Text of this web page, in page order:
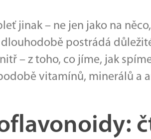
jinak – ne jen jako na
postrádá
– z toho, co jíme, jak
vitamínů, minerálů a